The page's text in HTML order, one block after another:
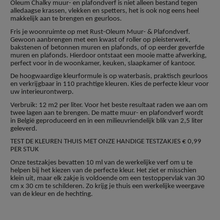
Oleum Chalky muur- en plafondverf is niet alleen bestand tegen
alledaagse krassen, vlekken en spetters, het is ook nog eens heel
makkelijk aan te brengen en geurloos.
Fris je woonruimte op met Rust-Oleum Muur- & Plafondverf.
Gewoon aanbrengen met een kwast of roller op pleisterwerk,
bakstenen of betonnen muren en plafonds, of op eerder geverfde
muren en plafonds. Hierdoor ontstaat een mooie matte afwerking,
perfect voor in de woonkamer, keuken, slaapkamer of kantoor.
De hoogwaardige kleurformule is op waterbasis, praktisch geurloos
en verkrijgbaar in 110 prachtige kleuren. Kies de perfecte kleur voor
uw interieurontwerp.
Verbruik: 12 m2 per liter. Voor het beste resultaat raden we aan om
twee lagen aan te brengen. De matte muur- en plafondverf wordt
in België geproduceerd en in een milieuvriendelijk blik van 2,5 liter
geleverd.
TEST DE KLEUREN THUIS MET ONZE HANDIGE TESTZAKJES € 0,99
PER STUK
Onze testzakjes bevatten 10 ml van de werkelijke verf om u te
helpen bij het kiezen van de perfecte kleur. Het ziet er misschien
klein uit, maar elk zakje is voldoende om een testoppervlak van 30
cm x 30 cm te schilderen. Zo krijg je thuis een werkelijke weergave
van de kleur en de hechting.